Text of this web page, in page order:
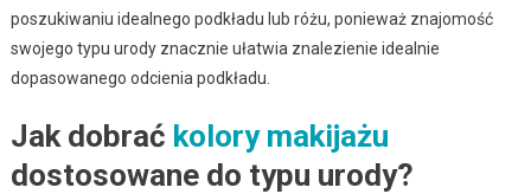
poszukiwaniu idealnego podkładu lub różu, ponieważ znajomość
swojego typu urody znacznie ułatwia znalezienie idealnie
dopasowanego odcienia podkładu.
Jak dobrać kolory makijażu
dostosowane do typu urody?